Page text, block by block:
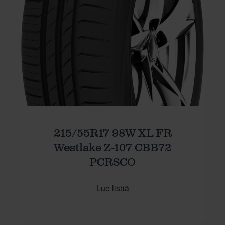
215/55R17 98W XL FR
Westlake Z-107 CBB72
PCRSCO
Lue lisää